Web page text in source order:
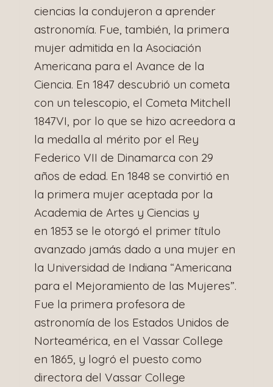
ciencias la condujeron a aprender
astronomía. Fue, también, la primera
mujer admitida en la Asociación
Americana para el Avance de la
Ciencia. En 1847 descubrió un cometa
con un telescopio, el Cometa Mitchell
1847VI, por lo que se hizo acreedora a
la medalla al mérito por el Rey
Federico VII de Dinamarca con 29
años de edad. En 1848 se convirtió en
la primera mujer aceptada por la
Academia de Artes y Ciencias y
en 1853 se le otorgó el primer título
avanzado jamás dado a una mujer en
la Universidad de Indiana “Americana
para el Mejoramiento de las Mujeres”.
Fue la primera profesora de
astronomía de los Estados Unidos de
Norteamérica, en el Vassar College
en 1865, y logró el puesto como
directora del Vassar College